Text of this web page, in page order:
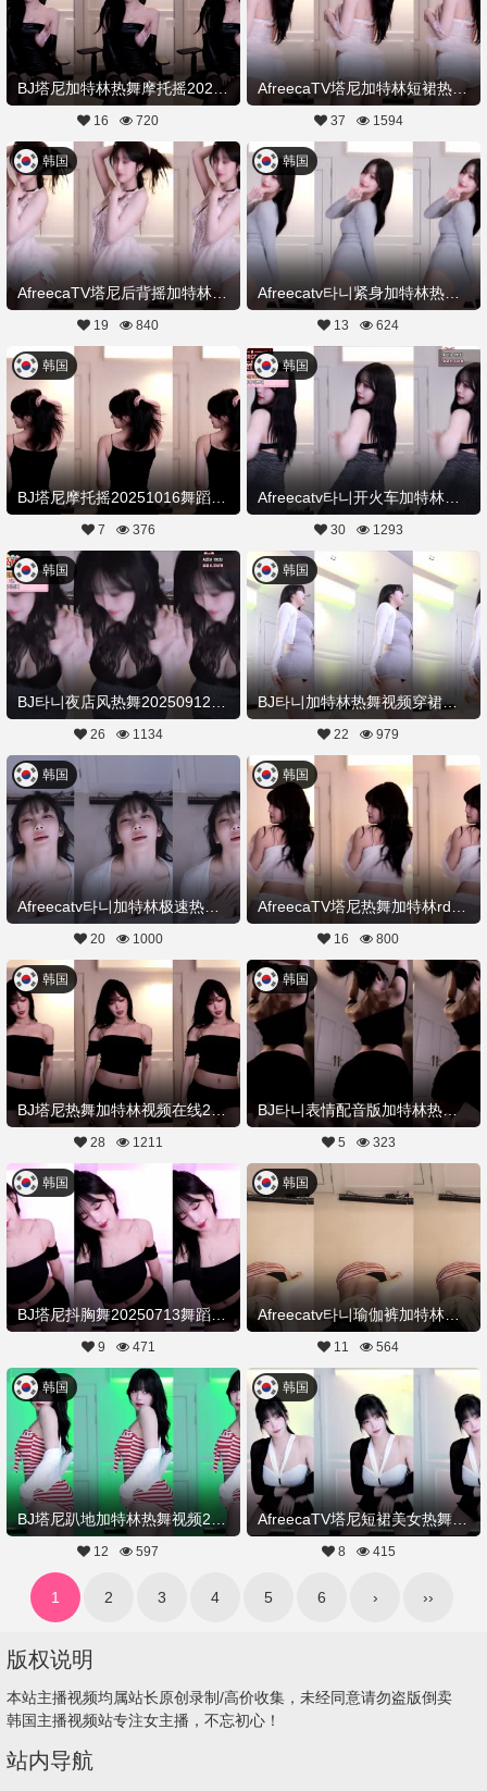
BJ塔尼加特林热舞摩托摇20251028舞蹈剪辑
16 720
AfreecaTV塔尼加特林短裙热舞20251020舞蹈剪辑
37 1594
AfreecaTV塔尼后背摇加特林热舞20251020舞蹈剪辑
韩国
19 840
韩国
13 624
韩国
7 376
韩国
30 1293
韩国
26 1134
BJ타니加特林热舞视频穿裙子20250811Hot Dance
韩国
22 979
韩国
20 1000
AfreecaTV塔尼热舞加特林rdviki20250715舞蹈剪辑
韩国
16 800
BJ塔尼热舞加特林视频在线20250713舞蹈剪辑
韩国
28 1211
BJ타니表情配音版加特林热舞20250713Hot Dance
韩国
5 323
BJ塔尼抖胸舞20250713舞蹈剪辑
韩国
9 471
Afreecatv타니瑜伽裤加特林热舞20250709Hot Dance
韩国
11 564
BJ塔尼趴地加特林热舞视频20250709舞蹈剪辑
韩国
12 597
AfreecaTV塔尼短裙美女热舞加特林20250708舞蹈剪辑
韩国
8 415
1 2 3 4 5 6 › ››
版权说明
本站主播视频均属站长原创录制/高价收集，未经同意请勿盗版倒卖
韩国主播视频站专注女主播，不忘初心！
站内导航